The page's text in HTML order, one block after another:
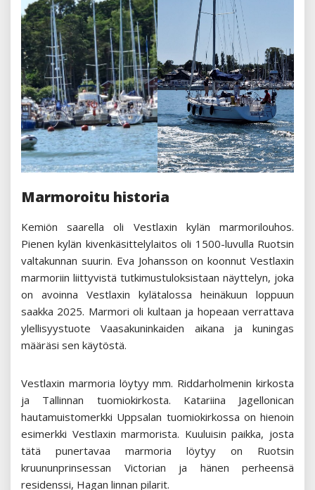
Marmoroitu historia
Kemiön saarella oli Vestlaxin kylän marmorilouhos.
Pienen kylän kivenkäsittelylaitos oli 1500-luvulla Ruotsin
valtakunnan suurin. Eva Johansson on koonnut Vestlaxin
marmoriin liittyvistä tutkimustuloksistaan näyttelyn, joka
on avoinna Vestlaxin kylätalossa heinäkuun loppuun
saakka 2025. Marmori oli kultaan ja hopeaan verrattava
ylellisyystuote Vaasakuninkaiden aikana ja kuningas
määräsi sen käytöstä.
Vestlaxin marmoria löytyy mm. Riddarholmenin kirkosta
ja Tallinnan tuomiokirkosta. Katariina Jagellonican
hautamuistomerkki Uppsalan tuomiokirkossa on hienoin
esimerkki Vestlaxin marmorista. Kuuluisin paikka, josta
tätä punertavaa marmoria löytyy on Ruotsin
kruununprinsessan Victorian ja hänen perheensä
residenssi, Hagan linnan pilarit.